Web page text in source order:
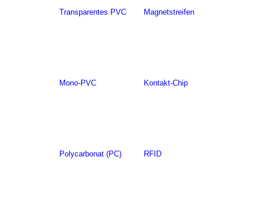
Transparentes PVC
Mono-PVC
Polycarbonat (PC)
Magnetstreifen
Kontakt-Chip
RFID